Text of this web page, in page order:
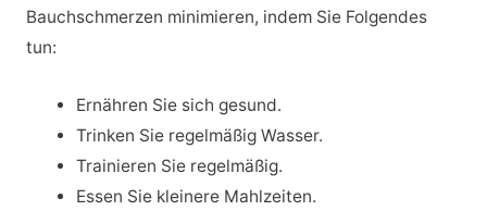
Bauchschmerzen minimieren, indem Sie Folgendes
tun:
Ernähren Sie sich gesund.
Trinken Sie regelmäßig Wasser.
Trainieren Sie regelmäßig.
Essen Sie kleinere Mahlzeiten.